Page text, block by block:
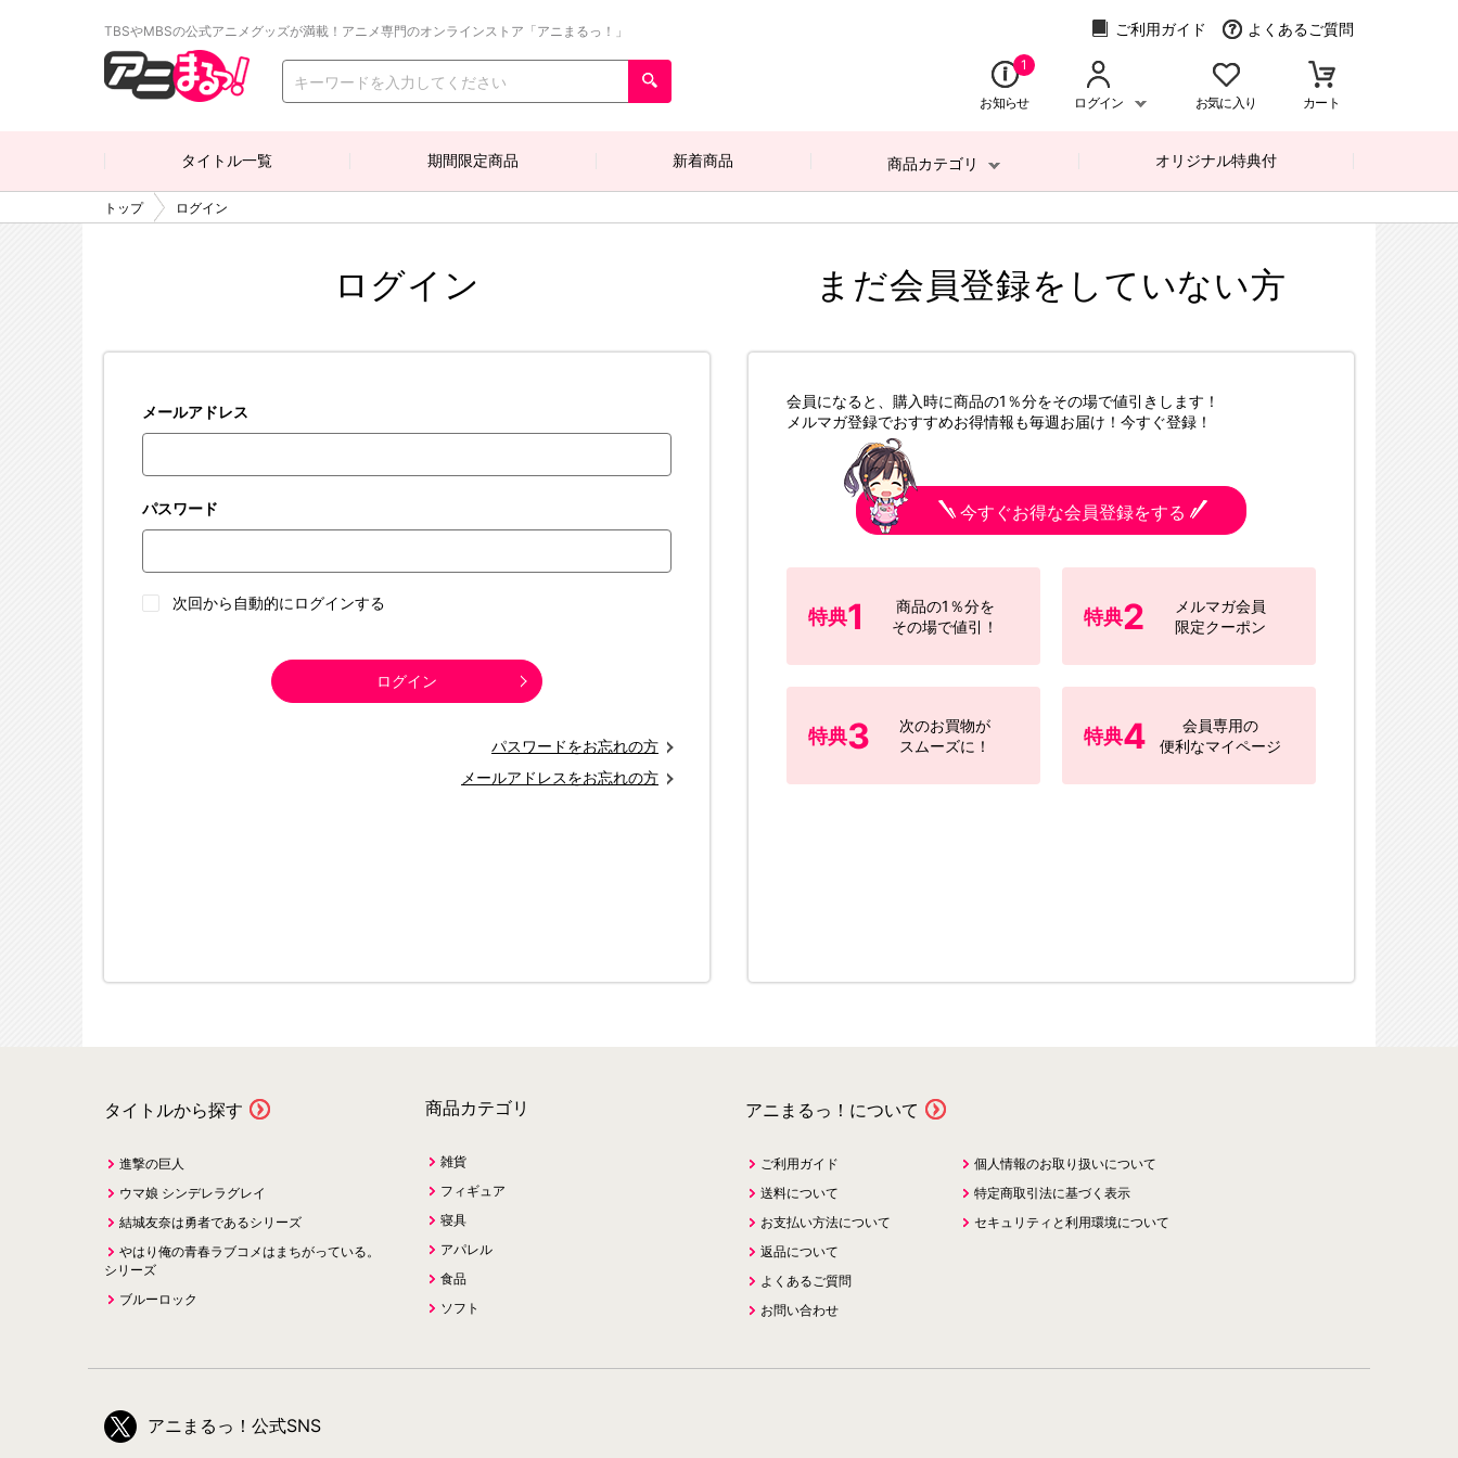
TBSやMBSの公式アニメグッズが満載！アニメ専門のオンラインストア「アニまるっ！」 ご利用ガイド よくあるご質問
1
お知らせ ログイン お気に入り カート
タイトル一覧 期間限定商品 新着商品 商品カテゴリ オリジナル特典付
トップ ログイン
ログイン
メールアドレス
パスワード
次回から自動的にログインする
ログイン
パスワードをお忘れの方
メールアドレスをお忘れの方
まだ会員登録をしていない方
会員になると、購入時に商品の1％分をその場で値引きします！
メルマガ登録でおすすめお得情報も毎週お届け！今すぐ登録！
今すぐお得な会員登録をする
特典1
商品の1％分を
その場で値引！
特典2
メルマガ会員
限定クーポン
特典3
次のお買物が
スムーズに！
特典4
会員専用の
便利なマイページ
タイトルから探す
進撃の巨人
ウマ娘 シンデレラグレイ
結城友奈は勇者であるシリーズ
やはり俺の青春ラブコメはまちがっている。
シリーズ
ブルーロック
商品カテゴリ
雑貨
フィギュア
寝具
アパレル
食品
ソフト
アニまるっ！について
ご利用ガイド
送料について
お支払い方法について
返品について
よくあるご質問
お問い合わせ
個人情報のお取り扱いについて
特定商取引法に基づく表示
セキュリティと利用環境について
アニまるっ！公式SNS